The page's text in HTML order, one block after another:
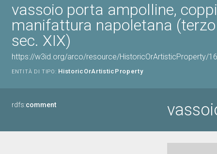
vassoio porta ampolline,
manifattura napoletana
sec. XIX)
https://w3id.org/arco/resource/HistoricOrArtisticProperty/
ENTITÀ DI TIPO: HistoricOrArtisticProperty
rdfs:comment